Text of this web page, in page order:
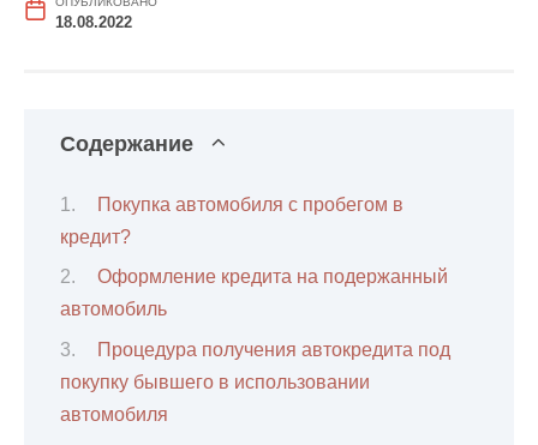
18.08.2022
Содержание
Покупка автомобиля с пробегом в
кредит?
Оформление кредита на подержанный
автомобиль
Процедура получения автокредита под
покупку бывшего в использовании
автомобиля